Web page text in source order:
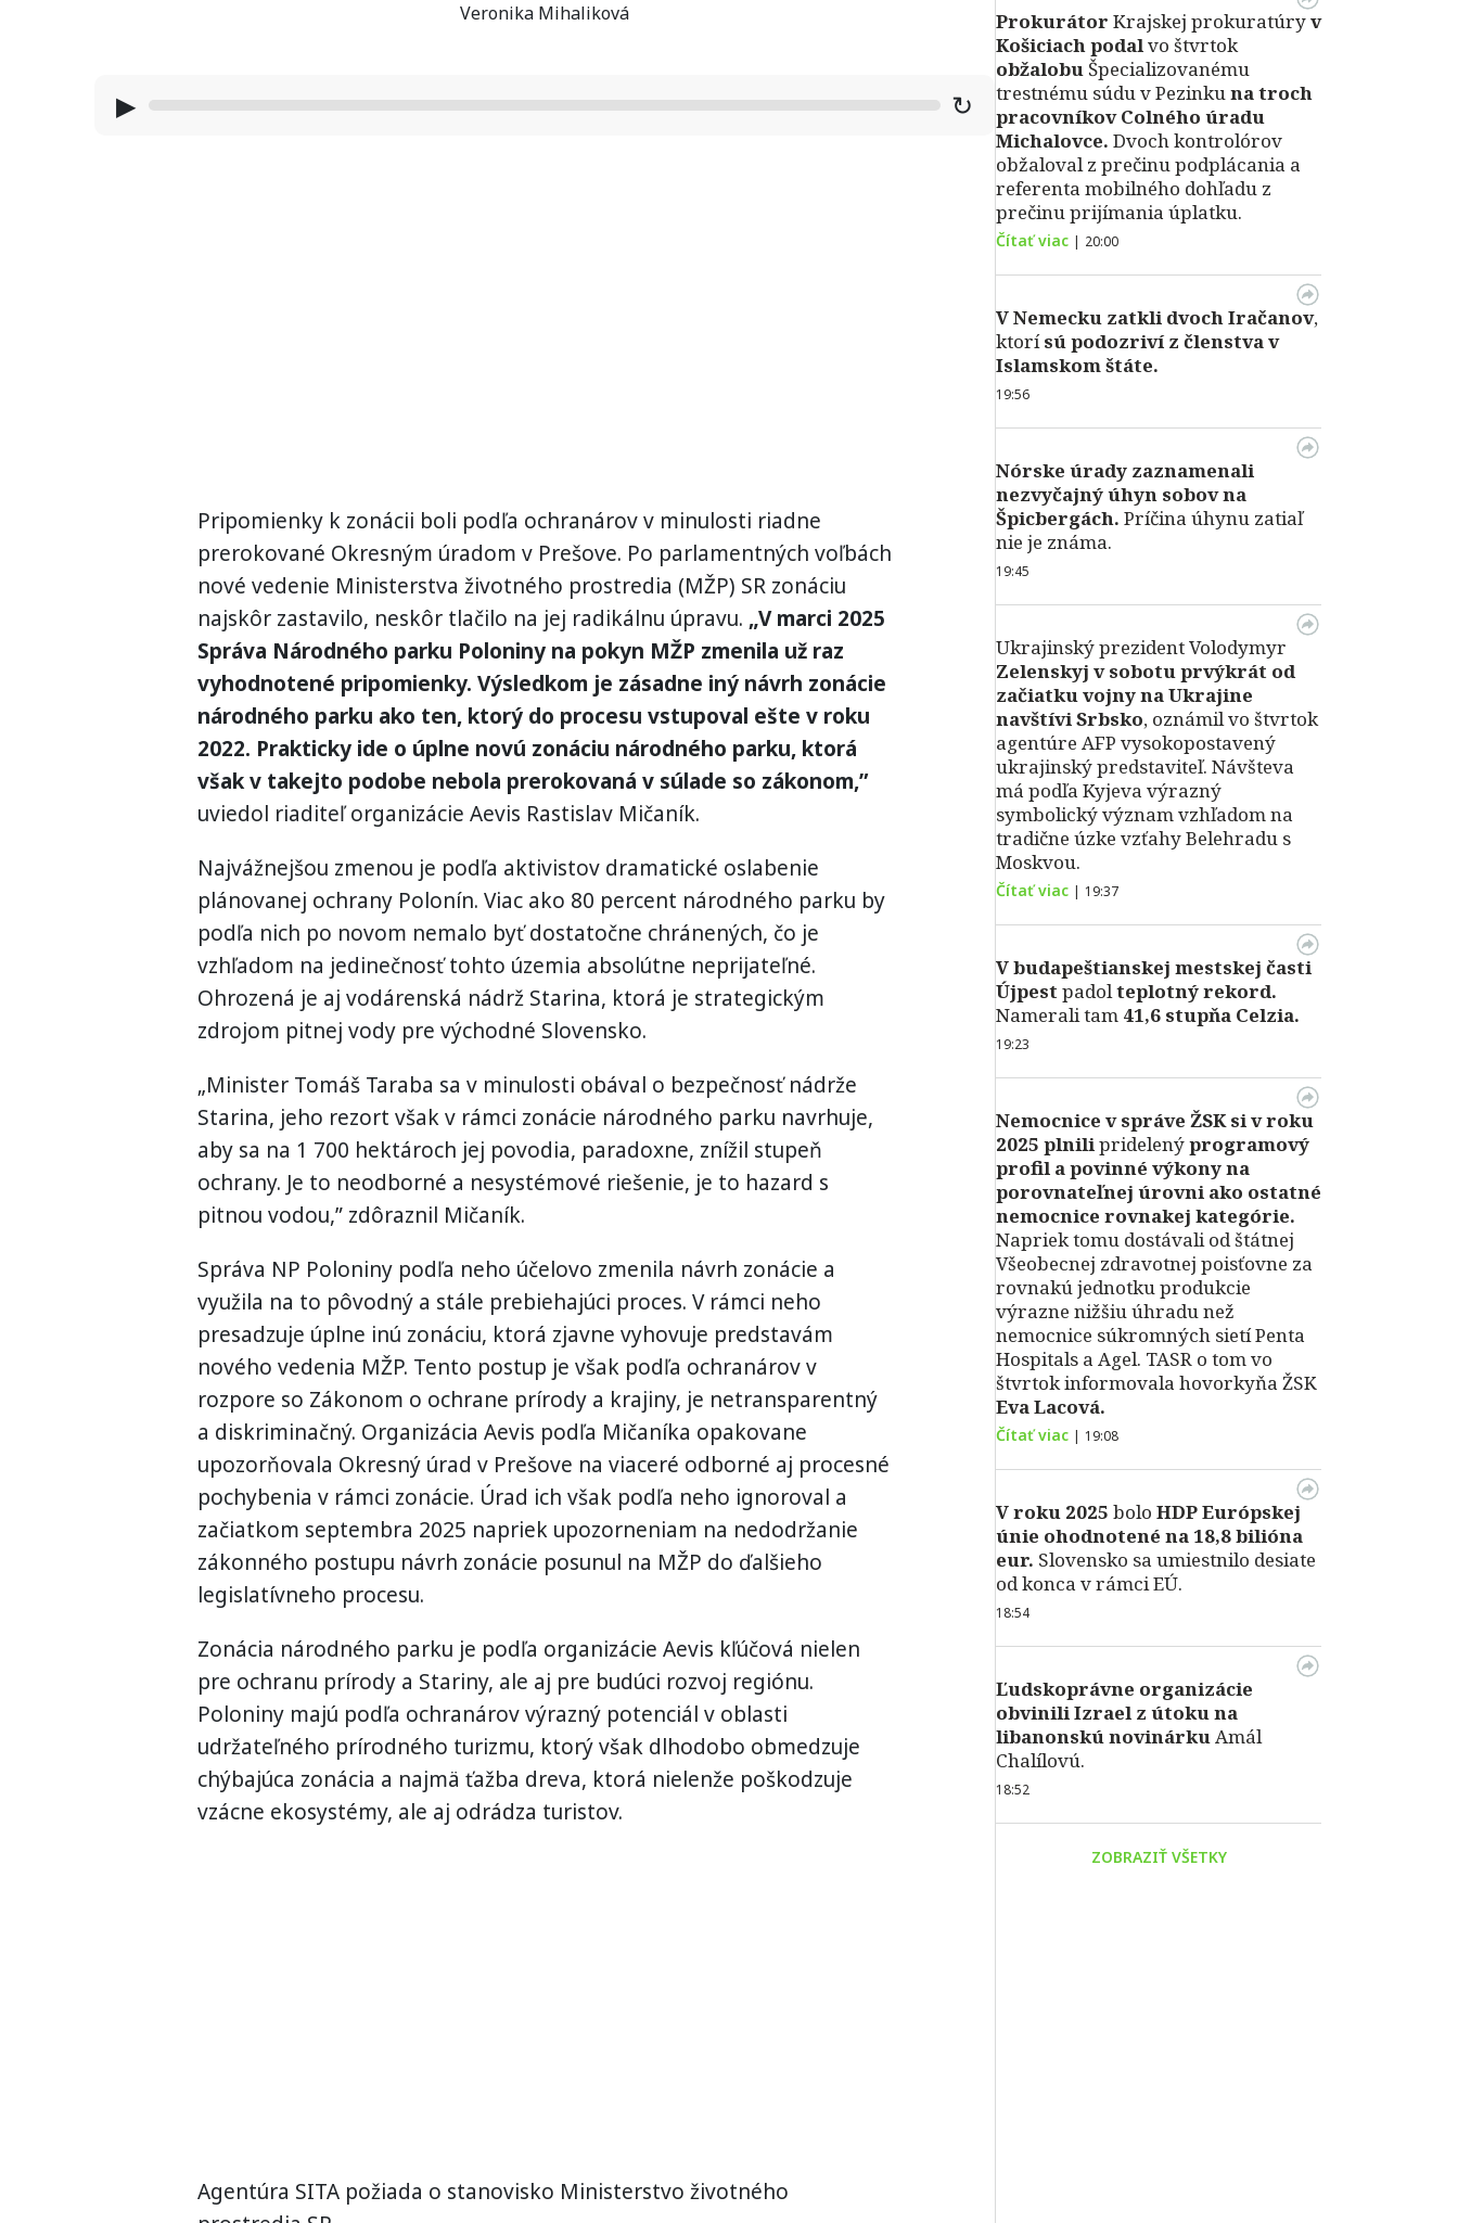
Veronika Mihaliková
▶ ↻
Pripomienky k zonácii boli podľa ochranárov v minulosti riadne
prerokované Okresným úradom v Prešove. Po parlamentných voľbách
nové vedenie Ministerstva životného prostredia (MŽP) SR zonáciu
najskôr zastavilo, neskôr tlačilo na jej radikálnu úpravu. „V marci 2025
Správa Národného parku Poloniny na pokyn MŽP zmenila už raz
vyhodnotené pripomienky. Výsledkom je zásadne iný návrh zonácie
národného parku ako ten, ktorý do procesu vstupoval ešte v roku
2022. Prakticky ide o úplne novú zonáciu národného parku, ktorá
však v takejto podobe nebola prerokovaná v súlade so zákonom,”
uviedol riaditeľ organizácie Aevis Rastislav Mičaník.
Najvážnejšou zmenou je podľa aktivistov dramatické oslabenie
plánovanej ochrany Polonín. Viac ako 80 percent národného parku by
podľa nich po novom nemalo byť dostatočne chránených, čo je
vzhľadom na jedinečnosť tohto územia absolútne neprijateľné.
Ohrozená je aj vodárenská nádrž Starina, ktorá je strategickým
zdrojom pitnej vody pre východné Slovensko.
„Minister Tomáš Taraba sa v minulosti obával o bezpečnosť nádrže
Starina, jeho rezort však v rámci zonácie národného parku navrhuje,
aby sa na 1 700 hektároch jej povodia, paradoxne, znížil stupeň
ochrany. Je to neodborné a nesystémové riešenie, je to hazard s
pitnou vodou,” zdôraznil Mičaník.
Správa NP Poloniny podľa neho účelovo zmenila návrh zonácie a
využila na to pôvodný a stále prebiehajúci proces. V rámci neho
presadzuje úplne inú zonáciu, ktorá zjavne vyhovuje predstavám
nového vedenia MŽP. Tento postup je však podľa ochranárov v
rozpore so Zákonom o ochrane prírody a krajiny, je netransparentný
a diskriminačný. Organizácia Aevis podľa Mičaníka opakovane
upozorňovala Okresný úrad v Prešove na viaceré odborné aj procesné
pochybenia v rámci zonácie. Úrad ich však podľa neho ignoroval a
začiatkom septembra 2025 napriek upozorneniam na nedodržanie
zákonného postupu návrh zonácie posunul na MŽP do ďalšieho
legislatívneho procesu.
Zonácia národného parku je podľa organizácie Aevis kľúčová nielen
pre ochranu prírody a Stariny, ale aj pre budúci rozvoj regiónu.
Poloniny majú podľa ochranárov výrazný potenciál v oblasti
udržateľného prírodného turizmu, ktorý však dlhodobo obmedzuje
chýbajúca zonácia a najmä ťažba dreva, ktorá nielenže poškodzuje
vzácne ekosystémy, ale aj odrádza turistov.
Agentúra SITA požiada o stanovisko Ministerstvo životného
Prokurátor Krajskej prokuratúryv
Košiciach podalvo štvrtok
obžalobu Špecializovanému
trestnému súdu v Pezinkuna troch
pracovníkov Colného úradu
Michalovce. Dvoch kontrolórov
obžaloval z prečinu podplácania a
referenta mobilného dohľadu z
prečinu prijímania úplatku.
Čítať viac | 20:00
V Nemecku zatkli dvoch Iračanov,
ktorísú podozriví z členstva v
Islamskom štáte.
19:56
Nórske úrady zaznamenali
nezvyčajný úhyn sobov na
Špicbergách. Príčina úhynu zatiaľ
nie je známa.
19:45
Ukrajinský prezident Volodymyr
Zelenskyj v sobotu prvýkrát od
začiatku vojny na Ukrajine
navštívi Srbsko, oznámil vo štvrtok
agentúre AFP vysokopostavený
ukrajinský predstaviteľ. Návšteva
má podľa Kyjeva výrazný
symbolický význam vzhľadom na
tradične úzke vzťahy Belehradu s
Moskvou.
Čítať viac | 19:37
Vbudapeštianskej mestskej časti
Újpestpadolteplotný rekord.
Namerali tam 41,6 stupňa Celzia.
19:23
Nemocnice v správe ŽSK si v roku
2025 plnilipridelenýprogramový
profil a povinné výkony na
porovnateľnej úrovni ako ostatné
nemocnice rovnakej kategórie.
Napriek tomu dostávali od štátnej
Všeobecnej zdravotnej poisťovne za
rovnakú jednotku produkcie
výrazne nižšiu úhradu než
nemocnice súkromných sietí Penta
Hospitals a Agel. TASR o tom vo
štvrtok informovala hovorkyňa ŽSK
Eva Lacová.
Čítať viac | 19:08
V roku 2025 bolo HDPEurópskej
únie ohodnotené na 18,8 bilióna
eur. Slovensko sa umiestnilo desiate
od konca v rámci EÚ.
18:54
Ľudskoprávne organizácie
obvinili Izrael z útoku na
libanonskú novinárkuAmál
Chalílovú.
18:52
ZOBRAZIŤ VŠETKY